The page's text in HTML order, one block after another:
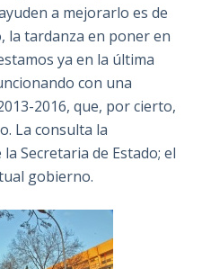
a mejorarlo es de
la tardanza en poner en
ya en la última
con una
2016, que, por cierto,
La consulta la
Secretaria de Estado; el
gobierno.